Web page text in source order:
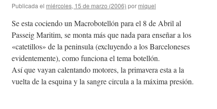
Publicada el miércoles, 15 de marzo (2006) por miquel
Se esta cociendo un Macrobotellón para el 8 de Abril al
Passeig Maritim, se monta más que nada para enseñar a los
«catetillos» de la peninsula (excluyendo a los Barceloneses
evidentemente), como funciona el tema botellón.
Así que vayan calentando motores, la primavera esta a la
vuelta de la esquina y la sangre circula a la máxima presión.